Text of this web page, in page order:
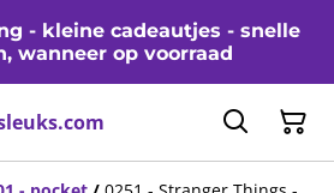
- kleine cadeautjes - snelle
wanneer op voorraad